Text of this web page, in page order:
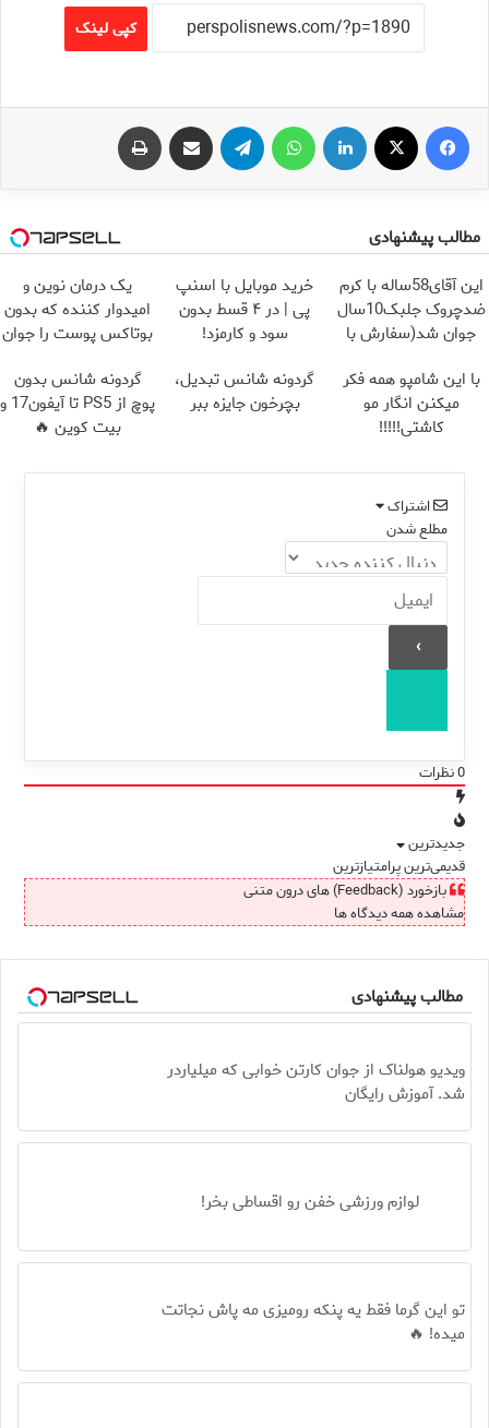
کپی لینک
فیس بوک لینکدین تلگرام اشتراک گذاری از طریق ایمیل
مطالب پیشنهادی
این آقای58ساله با کرم
ضدچروک جلبک10سال
جوان شد(سفارش با
خرید موبایل با اسنپ
پی | در ۴ قسط بدون
سود و کارمزد!
یک درمان نوین و
امیدوار کننده که بدون
بوتاکس پوست را جوان
با این شامپو همه فکر
میکنن انگار مو
کاشتی!!!!!
گردونه شانس تبدیل،
بچرخون جایزه ببر
گردونه شانس بدون
پوچ از PS5 تا آیفون17 و
بیت کوین 🔥
اشتراک
مطلع شدن
0نظرات
جدیدترین
قدیمی‌ترینپرامتیازترین
بازخورد (Feedback) های درون متنی
مشاهده همه دیدگاه ها
مطالب پیشنهادی
ویدیو هولناک از جوان کارتن خوابی که میلیاردر
شد. آموزش رایگان
لوازم ورزشی خفن رو اقساطی بخر!
تو این گرما فقط یه پنکه رومیزی مه پاش نجاتت
میده! 🔥